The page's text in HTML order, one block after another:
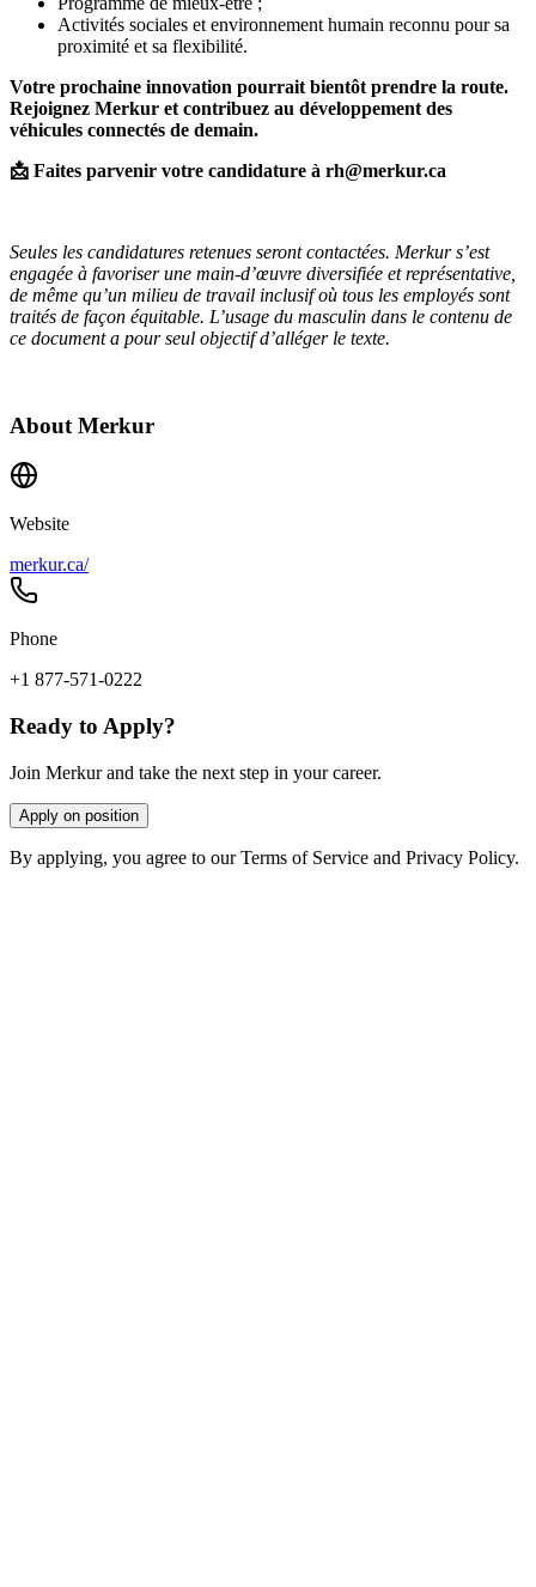
Activités sociales et environnement humain reconnu pour sa
proximité et sa flexibilité.
Votre prochaine innovation pourrait bientôt prendre la route.
Rejoignez Merkur et contribuez au développement des
véhicules connectés de demain.
📩 Faites parvenir votre candidature à rh@merkur.ca
Seules les candidatures retenues seront contactées. Merkur s’est
engagée à favoriser une main-d’œuvre diversifiée et représentative,
de même qu’un milieu de travail inclusif où tous les employés sont
traités de façon équitable. L’usage du masculin dans le contenu de
ce document a pour seul objectif d’alléger le texte.
About Merkur
Website
merkur.ca/
Phone
+1 877-571-0222
Ready to Apply?
Join Merkur and take the next step in your career.
Apply on position
By applying, you agree to our Terms of Service and Privacy Policy.